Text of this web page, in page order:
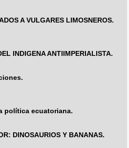
A VULGARES LIMOSNEROS.
INDIGENA ANTIIMPERIALISTA.
política ecuatoriana.
DINOSAURIOS Y BANANAS.